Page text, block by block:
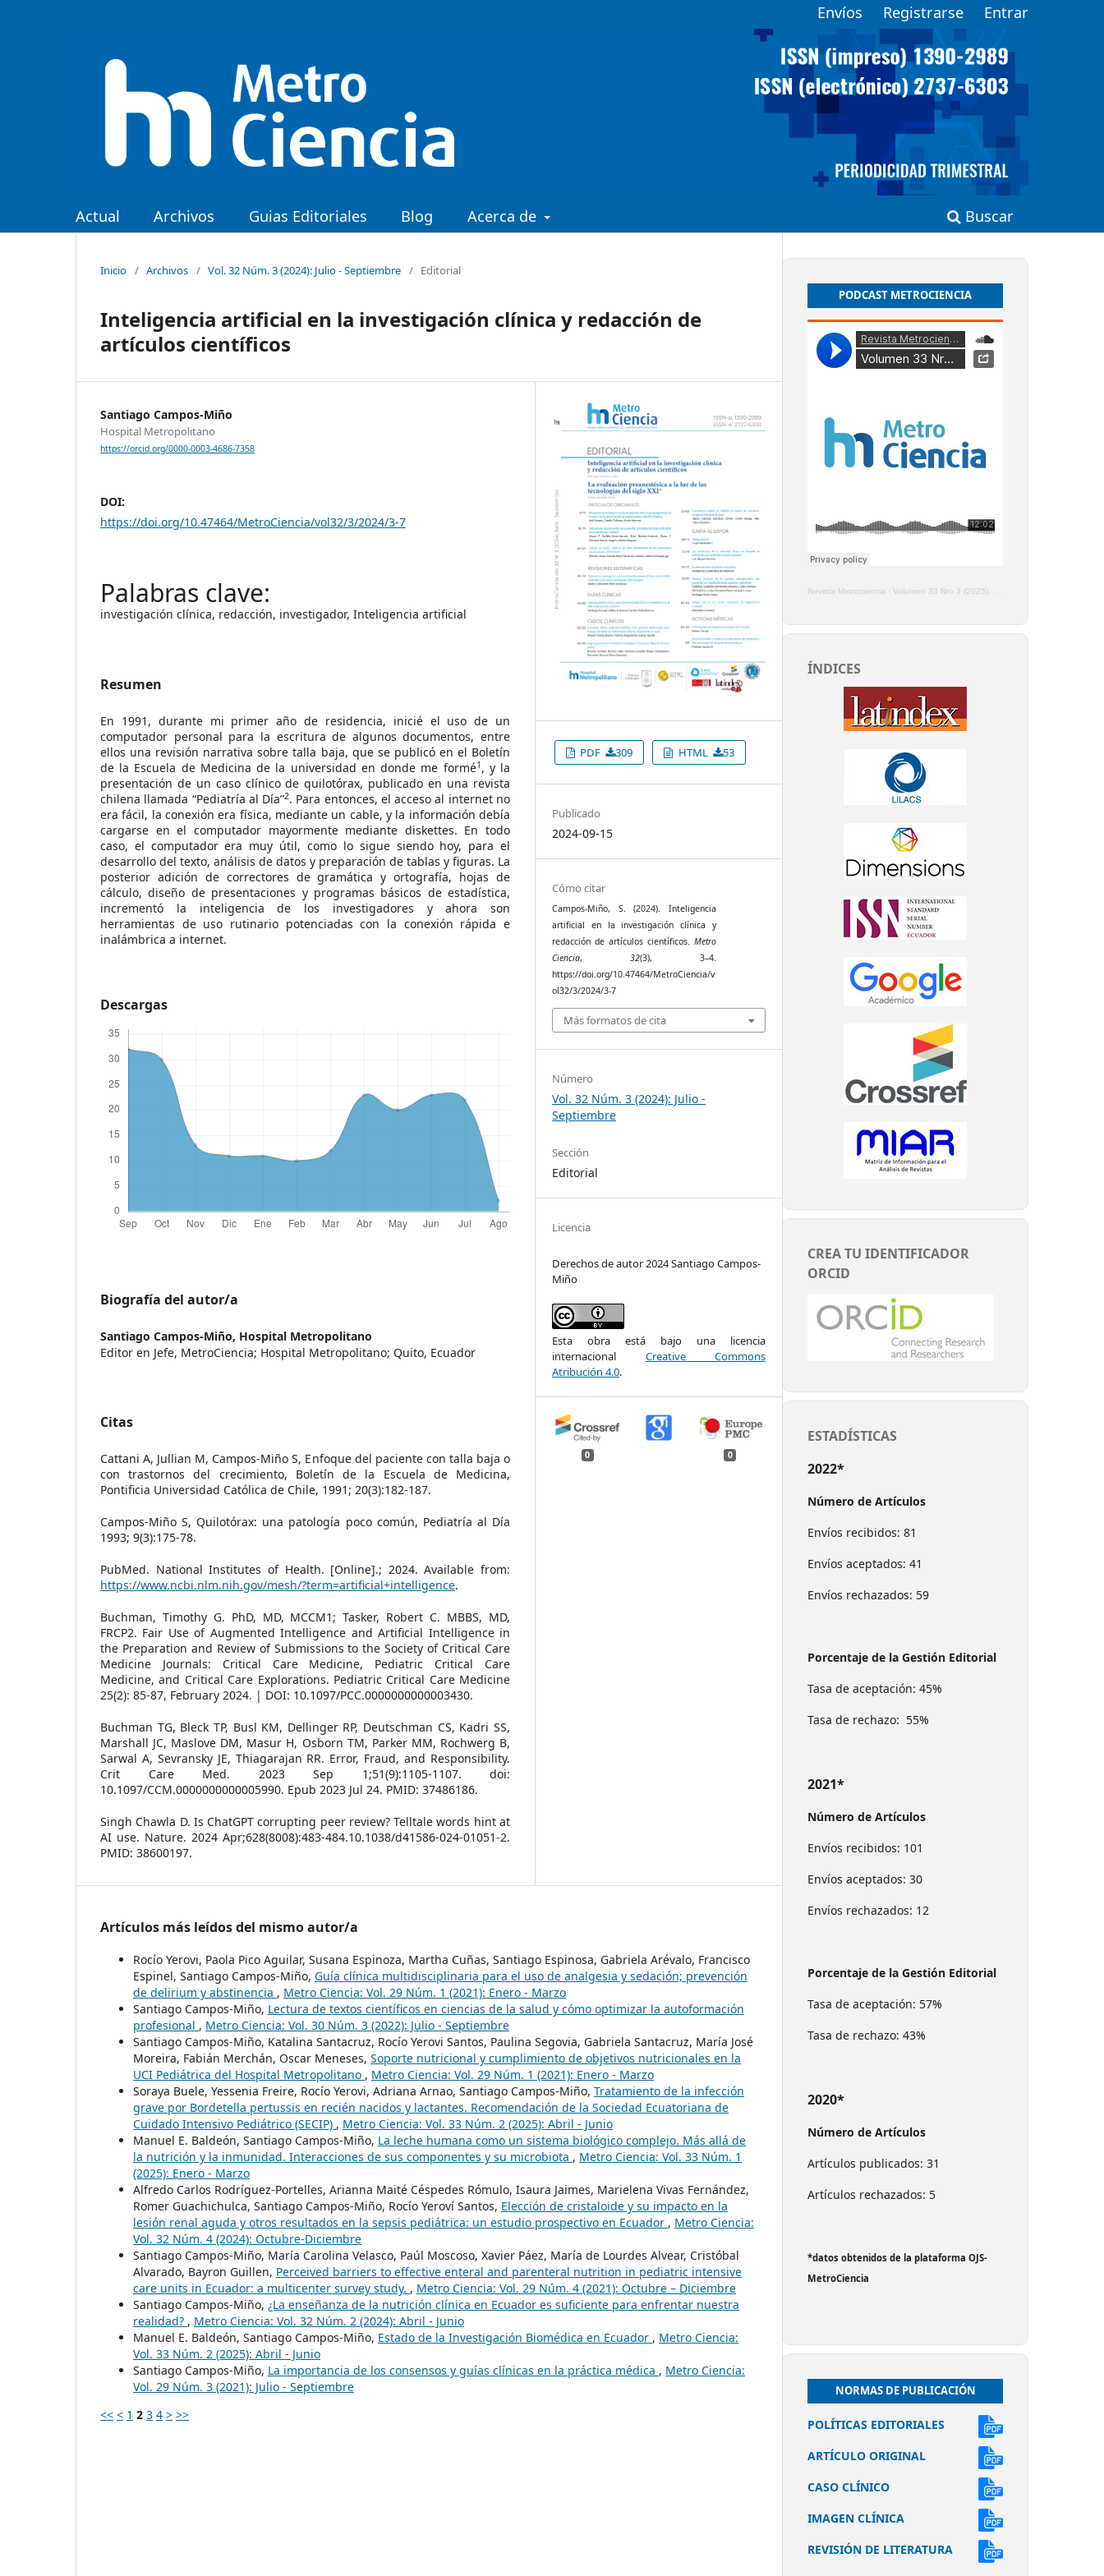
Actual Archivos Guias Editoriales Blog Acerca de Buscar
Envíos Registrarse Entrar
Inicio / Archivos / Vol. 32 Núm. 3 (2024): Julio - Septiembre / Editorial
Inteligencia artificial en la investigación clínica y redacción de
artículos científicos
Santiago Campos-Miño
Hospital Metropolitano
https://orcid.org/0000-0003-4686-7358
DOI:
https://doi.org/10.47464/MetroCiencia/vol32/3/2024/3-7
investigación clínica, redacción, investigador, Inteligencia artificial
Resumen
En 1991, durante mi primer año de residencia, inicié el uso de un
computador personal para la escritura de algunos documentos, entre
ellos una revisión narrativa sobre talla baja, que se publicó en el Boletín
de la Escuela de Medicina de la universidad en donde me formé1 , y la
presentación de un caso clínico de quilotórax, publicado en una revista
chilena llamada “Pediatría al Día”2. Para entonces, el acceso al internet no
era fácil, la conexión era física, mediante un cable, y la información debía
cargarse en el computador mayormente mediante diskettes. En todo
caso, el computador era muy útil, como lo sigue siendo hoy, para el
desarrollo del texto, análisis de datos y preparación de tablas y figuras. La
posterior adición de correctores de gramática y ortografía, hojas de
cálculo, diseño de presentaciones y programas básicos de estadística,
incrementó la inteligencia de los investigadores y ahora son
herramientas de uso rutinario potenciadas con la conexión rápida e
inalámbrica a internet.
Descargas
Biografía del autor/a
Santiago Campos-Miño, Hospital Metropolitano
Editor en Jefe, MetroCiencia; Hospital Metropolitano; Quito, Ecuador
Citas
Cattani A, Jullian M, Campos-Miño S, Enfoque del paciente con talla baja o
con trastornos del crecimiento, Boletín de la Escuela de Medicina,
Pontificia Universidad Católica de Chile, 1991; 20(3):182-187.
Campos-Miño S, Quilotórax: una patología poco común, Pediatría al Día
1993; 9(3):175-78.
PubMed. National Institutes of Health. [Online].; 2024. Available from:
https://www.ncbi.nlm.nih.gov/mesh/?term=artificial+intelligence.
Buchman, Timothy G. PhD, MD, MCCM1; Tasker, Robert C. MBBS, MD,
FRCP2. Fair Use of Augmented Intelligence and Artificial Intelligence in
the Preparation and Review of Submissions to the Society of Critical Care
Medicine Journals: Critical Care Medicine, Pediatric Critical Care
Medicine, and Critical Care Explorations. Pediatric Critical Care Medicine
25(2): 85-87, February 2024. | DOI: 10.1097/PCC.0000000000003430.
Buchman TG, Bleck TP, Busl KM, Dellinger RP, Deutschman CS, Kadri SS,
Marshall JC, Maslove DM, Masur H, Osborn TM, Parker MM, Rochwerg B,
Sarwal A, Sevransky JE, Thiagarajan RR. Error, Fraud, and Responsibility.
Crit Care Med. 2023 Sep 1;51(9):1105-1107. doi:
10.1097/CCM.0000000000005990. Epub 2023 Jul 24. PMID: 37486186.
Singh Chawla D. Is ChatGPT corrupting peer review? Telltale words hint at
AI use. Nature. 2024 Apr;628(8008):483-484.10.1038/d41586-024-01051-2.
PMID: 38600197.
PDF 309 HTML 53
Publicado
2024-09-15
Cómo citar
Campos-Miño, S. (2024). Inteligencia
artificial en la investigación clínica y
redacción de artículos científicos.Metro
Ciencia,32(3), 3–4.
https://doi.org/10.47464/MetroCiencia/v
ol32/3/2024/3-7
Más formatos de cita
Número
Vol. 32 Núm. 3 (2024): Julio -
Septiembre
Sección
Editorial
Licencia
Derechos de autor 2024 Santiago Campos-
Miño
Esta obra está bajo una licencia
internacional Creative Commons
Atribución 4.0.
0 0
Artículos más leídos del mismo autor/a
Rocío Yerovi, Paola Pico Aguilar, Susana Espinoza, Martha Cuñas, Santiago Espinosa, Gabriela Arévalo, Francisco
Espinel, Santiago Campos-Miño, Guía clínica multidisciplinaria para el uso de analgesia y sedación; prevención
de delirium y abstinencia , Metro Ciencia: Vol. 29 Núm. 1 (2021): Enero - Marzo
Santiago Campos-Miño, Lectura de textos científicos en ciencias de la salud y cómo optimizar la autoformación
profesional , Metro Ciencia: Vol. 30 Núm. 3 (2022): Julio - Septiembre
Santiago Campos-Miño, Katalina Santacruz, Rocío Yerovi Santos, Paulina Segovia, Gabriela Santacruz, María José
Moreira, Fabián Merchán, Oscar Meneses, Soporte nutricional y cumplimiento de objetivos nutricionales en la
UCI Pediátrica del Hospital Metropolitano , Metro Ciencia: Vol. 29 Núm. 1 (2021): Enero - Marzo
Soraya Buele, Yessenia Freire, Rocío Yerovi, Adriana Arnao, Santiago Campos-Miño, Tratamiento de la infección
grave por Bordetella pertussis en recién nacidos y lactantes. Recomendación de la Sociedad Ecuatoriana de
Cuidado Intensivo Pediátrico (SECIP) , Metro Ciencia: Vol. 33 Núm. 2 (2025): Abril - Junio
Manuel E. Baldeón, Santiago Campos-Miño, La leche humana como un sistema biológico complejo. Más allá de
la nutrición y la inmunidad. Interacciones de sus componentes y su microbiota , Metro Ciencia: Vol. 33 Núm. 1
(2025): Enero - Marzo
Alfredo Carlos Rodríguez-Portelles, Arianna Maité Céspedes Rómulo, Isaura Jaimes, Marielena Vivas Fernández,
Romer Guachichulca, Santiago Campos-Miño, Rocío Yeroví Santos, Elección de cristaloide y su impacto en la
lesión renal aguda y otros resultados en la sepsis pediátrica: un estudio prospectivo en Ecuador , Metro Ciencia:
Vol. 32 Núm. 4 (2024): Octubre-Diciembre
Santiago Campos-Miño, María Carolina Velasco, Paúl Moscoso, Xavier Páez, María de Lourdes Alvear, Cristóbal
Alvarado, Bayron Guillen, Perceived barriers to effective enteral and parenteral nutrition in pediatric intensive
care units in Ecuador: a multicenter survey study. , Metro Ciencia: Vol. 29 Núm. 4 (2021): Octubre – Diciembre
Santiago Campos-Miño, ¿La enseñanza de la nutrición clínica en Ecuador es suficiente para enfrentar nuestra
realidad? , Metro Ciencia: Vol. 32 Núm. 2 (2024): Abril - Junio
Manuel E. Baldeón, Santiago Campos-Miño, Estado de la Investigación Biomédica en Ecuador , Metro Ciencia:
Vol. 33 Núm. 2 (2025): Abril - Junio
Santiago Campos-Miño, La importancia de los consensos y guías clínicas en la práctica médica , Metro Ciencia:
Vol. 29 Núm. 3 (2021): Julio - Septiembre
<< < 1 2 3 4 > >>
PODCAST METROCIENCIA
Revista Metrociencia · Volumen 33 Nro 3 (2025), Enero - Marzo
ÍNDICES
CREA TU IDENTIFICADOR
ORCID
ESTADÍSTICAS
2022*
Número de Artículos
Envíos recibidos: 81
Envíos aceptados: 41
Envíos rechazados: 59
Porcentaje de la Gestión Editorial
Tasa de aceptación: 45%
Tasa de rechazo: 55%
2021*
Número de Artículos
Envíos recibidos: 101
Envíos aceptados: 30
Envíos rechazados: 12
Porcentaje de la Gestión Editorial
Tasa de aceptación: 57%
Tasa de rechazo: 43%
2020*
Número de Artículos
Artículos publicados: 31
Artículos rechazados: 5
*datos obtenidos de la plataforma OJS-
MetroCiencia
NORMAS DE PUBLICACIÓN
POLÍTICAS EDITORIALES
ARTÍCULO ORIGINAL
CASO CLÍNICO
IMAGEN CLÍNICA
REVISIÓN DE LITERATURA